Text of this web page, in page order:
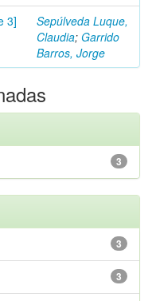
3]
Sepúlveda Luque,
Claudia; Garrido
Barros, Jorge
3
3
3